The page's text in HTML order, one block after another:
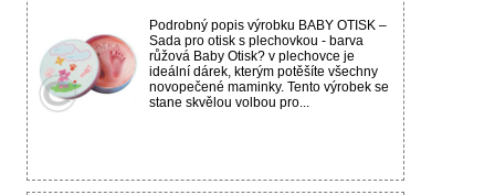
Podrobný popis výrobku BABY OTISK –
Sada pro otisk s plechovkou - barva
růžová Baby Otisk? v plechovce je
ideální dárek, kterým potěšíte všechny
novopečené maminky. Tento výrobek se
stane skvělou volbou pro...